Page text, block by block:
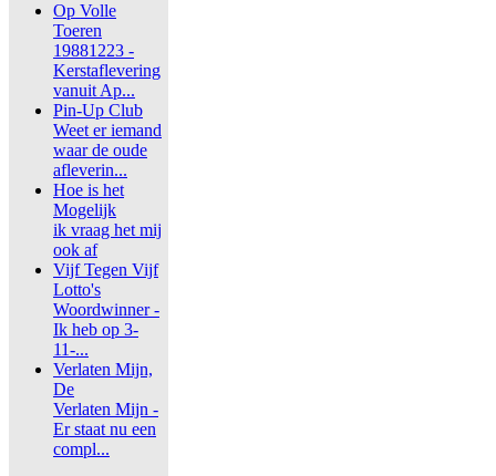
Op Volle
Toeren
19881223 -
Kerstaflevering
vanuit Ap...
Pin-Up Club
Weet er iemand
waar de oude
afleverin...
Hoe is het
Mogelijk
ik vraag het mij
ook af
Vijf Tegen Vijf
Lotto's
Woordwinner -
Ik heb op 3-
11-...
Verlaten Mijn,
De
Verlaten Mijn -
Er staat nu een
compl...